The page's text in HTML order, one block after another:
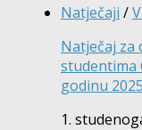
Natječaji /
Natječaj za
studentima
godinu
1.